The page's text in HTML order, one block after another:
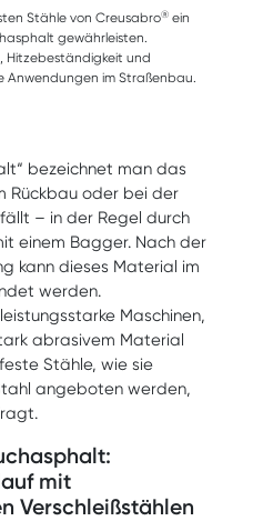
Stähle von Creusabro® ein
gewährleisten.
Hitzebeständigkeit und
Anwendungen im Straßenbau.
bezeichnet man das
Rückbau oder bei der
– in der Regel durch
einem Bagger. Nach der
kann dieses Material im
werden.
Maschinen,
abrasivem Material
Stähle, wie sie
angeboten werden,
mit
Verschleißstählen